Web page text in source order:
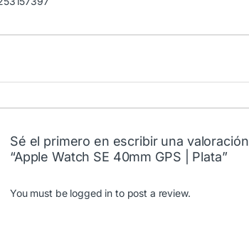
Sé el primero en escribir una valoración
“Apple Watch SE 40mm GPS | Plata”
You must be logged in to post a review.